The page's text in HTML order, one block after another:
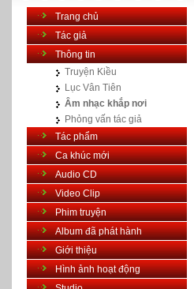
Trang chủ
Tác giả
Thông tin
Truyện Kiều
Lục Vân Tiên
Âm nhạc khắp nơi
Phỏng vấn tác giả
Tác phẩm
Ca khúc mới
Audio CD
Video Clip
Phim truyện
Album đã phát hành
Giới thiệu
Hình ảnh hoạt động